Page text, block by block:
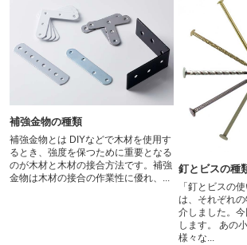
補強金物の種類
補強金物とは DIYなどで木材を使用す
るとき、強度を保つために重要となる
のが木材と木材の接合方法です。補強
金物は木材の接合の作業性に優れ、...
釘とビスの種
「釘とビスの
は、それぞれ
介しました。
します。 あの
様々な...